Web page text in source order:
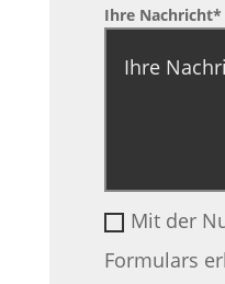
Ihre Nachricht*
Mit der
Formulars